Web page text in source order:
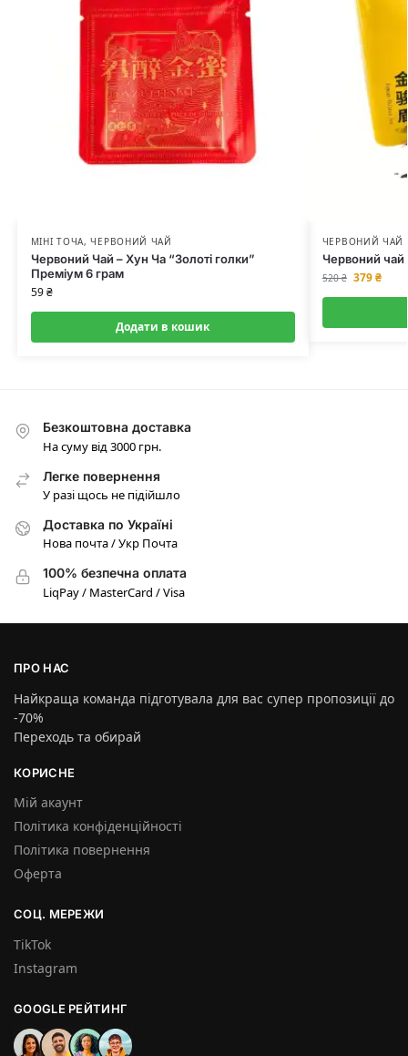
МІНІ ТОЧА,ЧЕРВОНИЙ ЧАЙ
Червоний Чай – Хун Ча “Золоті голки”
Преміум 6 грам
59₴
Додати в кошик
ЧЕРВОНИЙ ЧАЙ
Червоний
520₴ 379₴
Безкоштовна доставка
На суму від 3000 грн.
Легке повернення
У разі щось не підійшло
Доставка по Україні
Нова почта / Укр Почта
100% безпечна оплата
LiqPay / MasterCard / Visa
ПРО НАС
Найкраща команда підготувала для вас супер пропозиції до
-70%
Переходь та обирай
КОРИСНЕ
Мій акаунт
Політика конфіденційності
Політика повернення
Оферта
СОЦ. МЕРЕЖИ
TikTok
Instagram
GOOGLE РЕЙТИНГ